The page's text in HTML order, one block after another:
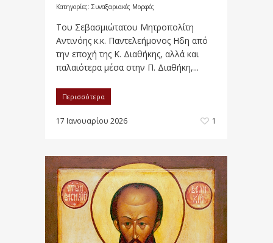
Κατηγορίες: Συναξαριακές Μορφές
Του Σεβασμιώτατου Μητροπολίτη
Αντινόης κ.κ. Παντελεήμονος Ηδη από
την εποχή της Κ. Διαθήκης, αλλά και
παλαιότερα μέσα στην Π. Διαθήκη,...
Περισσότερα
17 Ιανουαρίου 2026 1